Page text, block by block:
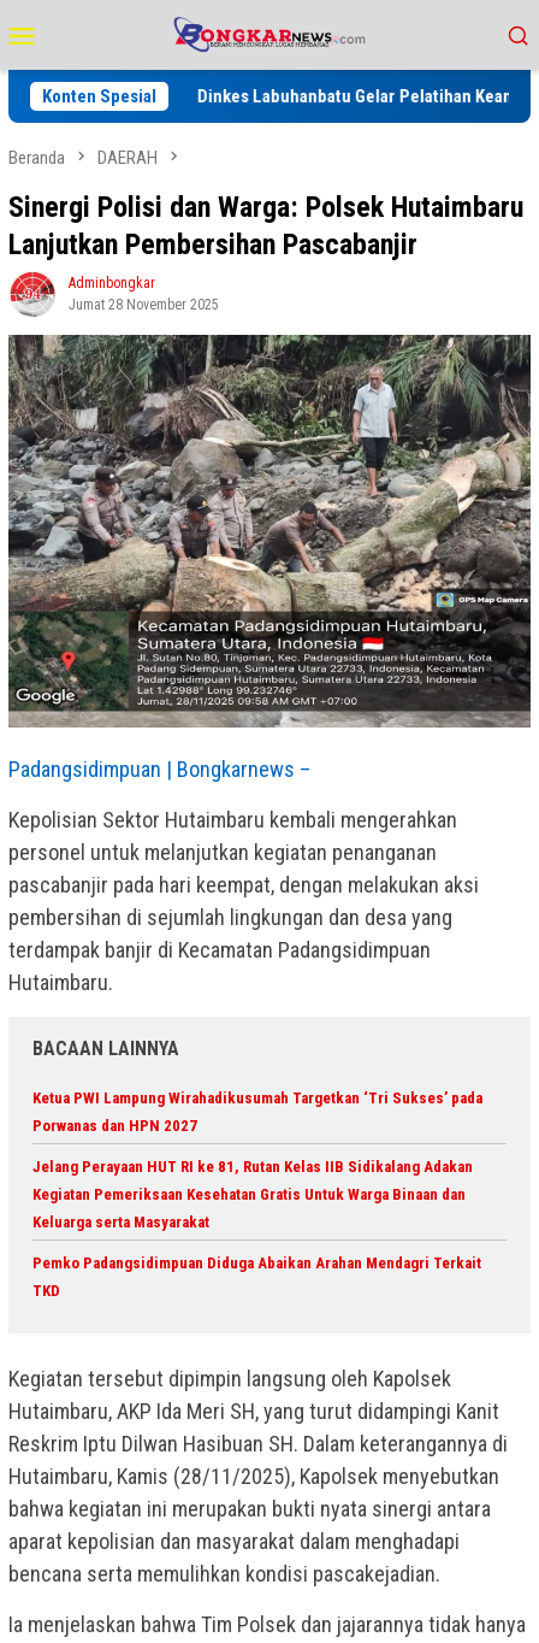
ke
kontenMobile
Konten Spesial
Dinkes Labuhanbatu Gelar Pelatihan Keamanan Pangan,
Beranda DAERAH
Sinergi Polisi dan Warga: Polsek Hutaimbaru
Lanjutkan Pembersihan Pascabanjir
Adminbongkar
Jumat 28 November 2025
Padangsidimpuan | Bongkarnews –
Kepolisian Sektor Hutaimbaru kembali mengerahkan
personel untuk melanjutkan kegiatan penanganan
pascabanjir pada hari keempat, dengan melakukan aksi
pembersihan di sejumlah lingkungan dan desa yang
terdampak banjir di Kecamatan Padangsidimpuan
Hutaimbaru.
BACAAN LAINNYA
Ketua PWI Lampung Wirahadikusumah Targetkan ‘Tri Sukses’ pada
Porwanas dan HPN 2027
Jelang Perayaan HUT RI ke 81, Rutan Kelas IIB Sidikalang Adakan
Kegiatan Pemeriksaan Kesehatan Gratis Untuk Warga Binaan dan
Keluarga serta Masyarakat
Pemko Padangsidimpuan Diduga Abaikan Arahan Mendagri Terkait
TKD
Kegiatan tersebut dipimpin langsung oleh Kapolsek
Hutaimbaru, AKP Ida Meri SH, yang turut didampingi Kanit
Reskrim Iptu Dilwan Hasibuan SH. Dalam keterangannya di
Hutaimbaru, Kamis (28/11/2025), Kapolsek menyebutkan
bahwa kegiatan ini merupakan bukti nyata sinergi antara
aparat kepolisian dan masyarakat dalam menghadapi
bencana serta memulihkan kondisi pascakejadian.
Ia menjelaskan bahwa Tim Polsek dan jajarannya tidak hanya